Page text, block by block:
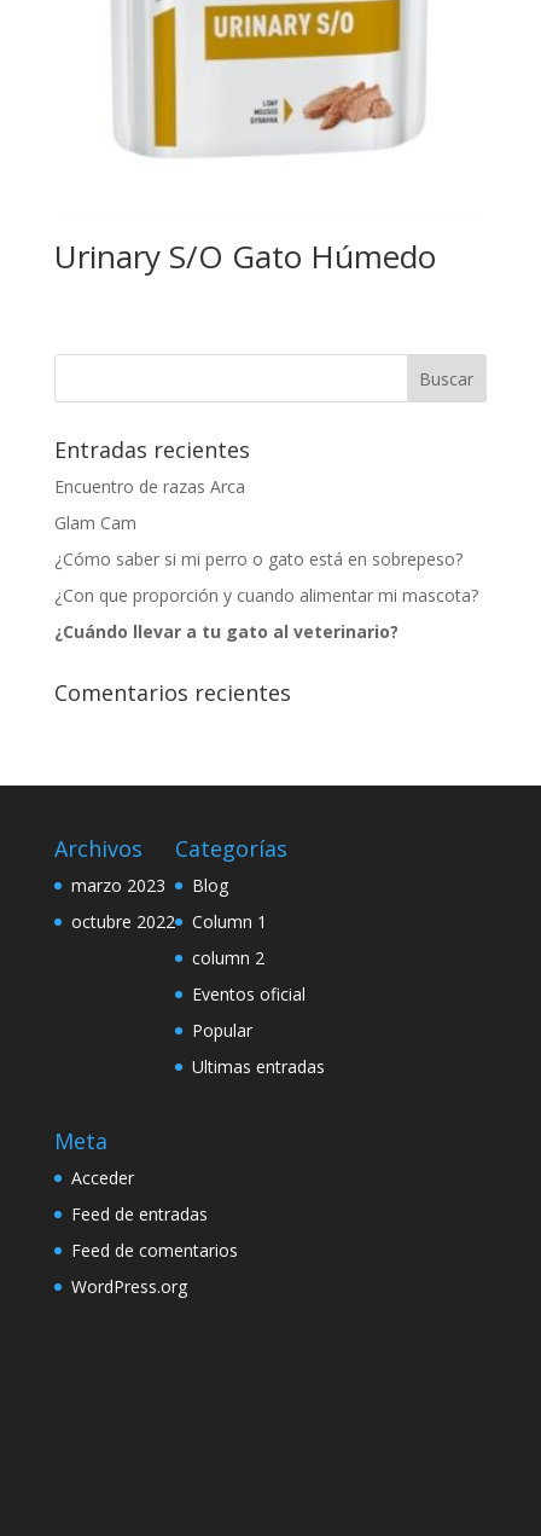
Urinary S/O Gato Húmedo
Entradas recientes
Encuentro de razas Arca
Glam Cam
¿Cómo saber si mi perro o gato está en sobrepeso?
¿Con que proporción y cuando alimentar mi mascota?
¿Cuándo llevar a tu gato al veterinario?
Comentarios recientes
Archivos
marzo 2023
octubre 2022
Categorías
Blog
Column 1
column 2
Eventos oficial
Popular
Ultimas entradas
Meta
Acceder
Feed de entradas
Feed de comentarios
WordPress.org